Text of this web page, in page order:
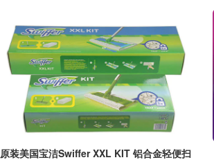
原装美国宝洁Swiffer XXL KIT 铝合金轻便扫